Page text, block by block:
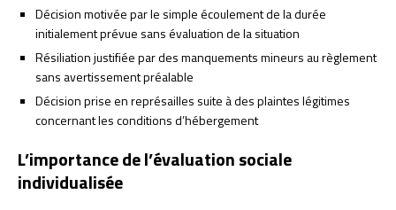
Décision motivée par le simple écoulement de la durée
initialement prévue sans évaluation de la situation
Résiliation justifiée par des manquements mineurs au règlement
sans avertissement préalable
Décision prise en représailles suite à des plaintes légitimes
concernant les conditions d’hébergement
L’importance de l’évaluation sociale
individualisée